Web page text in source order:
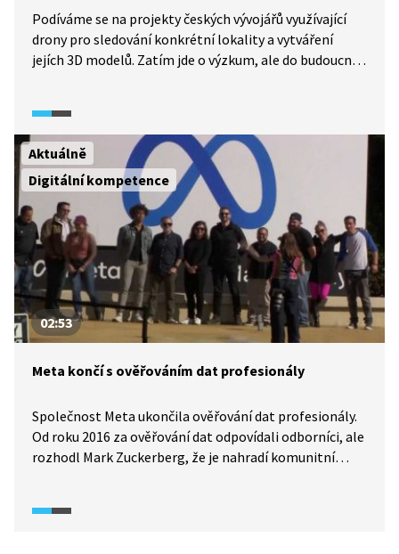
Podíváme se na projekty českých vývojářů využívající
drony pro sledování konkrétní lokality a vytváření
jejích 3D modelů. Zatím jde o výzkum, ale do budoucna
Aktuálně
Digitální kompetence
02:53
Meta končí s ověřováním dat profesionály
Společnost Meta ukončila ověřování dat profesionály.
Od roku 2016 za ověřování dat odpovídali odborníci, ale
rozhodl Mark Zuckerberg, že je nahradí komunitní